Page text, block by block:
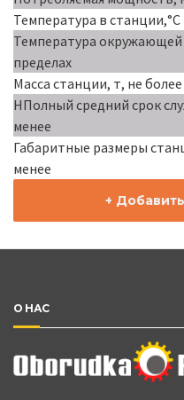
Температура в станции,°С
Температура окружающей
пределах
Масса станции, т, не более
НПолный средний срок
менее
Габаритные размеры
менее
+
О НАС